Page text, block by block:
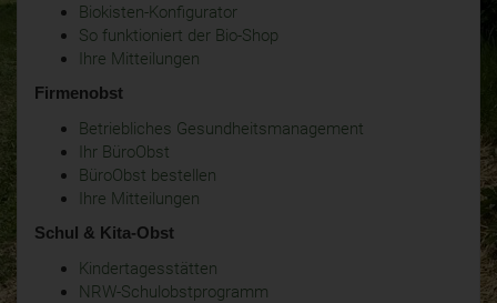
Biokisten-Konfigurator
So funktioniert der Bio-Shop
Ihre Mitteilungen
Firmenobst
Betriebliches Gesundheitsmanagement
Ihr BüroObst
BüroObst bestellen
Ihre Mitteilungen
Schul & Kita-Obst
Kindertagesstätten
NRW-Schulobstprogramm